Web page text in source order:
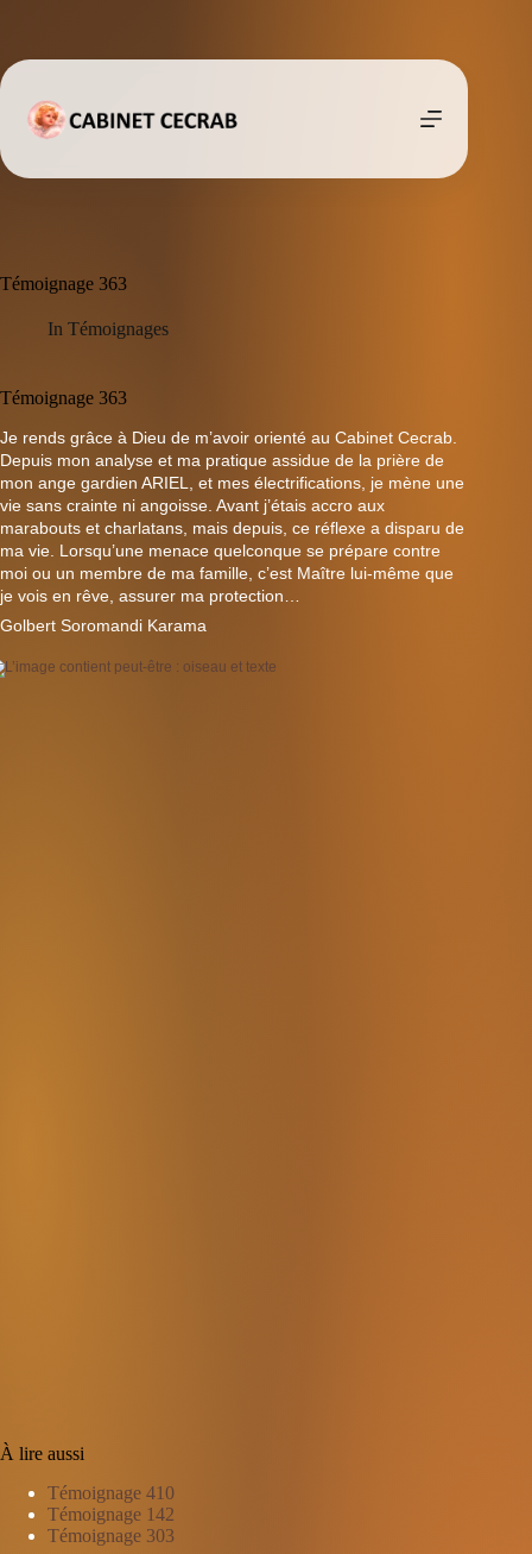
Témoignage 363
In Témoignages
Témoignage 363
Je rends grâce à Dieu de m’avoir orienté au Cabinet Cecrab.
Depuis mon analyse et ma pratique assidue de la prière de
mon ange gardien ARIEL, et mes électrifications, je mène une
vie sans crainte ni angoisse. Avant j’étais accro aux
marabouts et charlatans, mais depuis, ce réflexe a disparu de
ma vie. Lorsqu’une menace quelconque se prépare contre
moi ou un membre de ma famille, c’est Maître lui-même que
je vois en rêve, assurer ma protection…
Golbert Soromandi Karama
À lire aussi
Témoignage 410
Témoignage 142
Témoignage 303